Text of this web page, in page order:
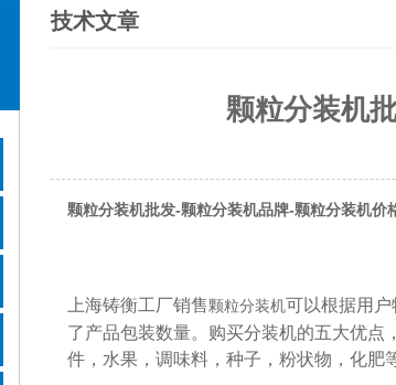
技术文章
颗粒分装机
颗粒分装机批发-颗粒分装机品牌-颗粒分装机价
上海铸衡工厂销售颗粒分装机可以根据用
了产品包装数量。购买分装机的五大优
件，水果，调味料，种子，粉状物，化肥